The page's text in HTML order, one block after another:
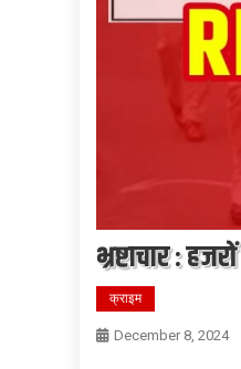
भ्रष्टाचार :
क्राइम
December 8, 2024